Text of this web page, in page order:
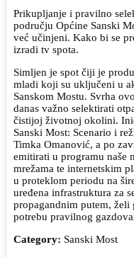
Prikupljanje i pravilno
području Općine Sanski
već učinjeni. Kako bi se
izradi tv spota.
Simljen je spot čiji je
mladi koji su uključeni u
Sanskom Mostu. Svrha
danas važno selektirati
čistijoj životnoj okolini.
Sanski Most: Scenario i
Timka Omanović, a po
emitirati u programu naše
mrežama te internetskim
u proteklom periodu na
uređena infrastruktura za
propagandnim putem, želi
potrebu pravilnog
Category: Sanski Most